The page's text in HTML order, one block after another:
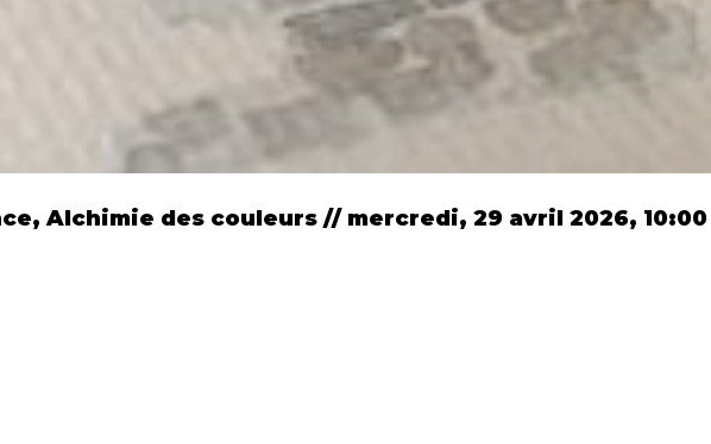
Alchimie des couleurs // mercredi, 29 avril 2026, 10:00